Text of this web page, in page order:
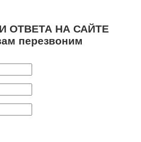
ОТВЕТА НА САЙТЕ
перезвоним